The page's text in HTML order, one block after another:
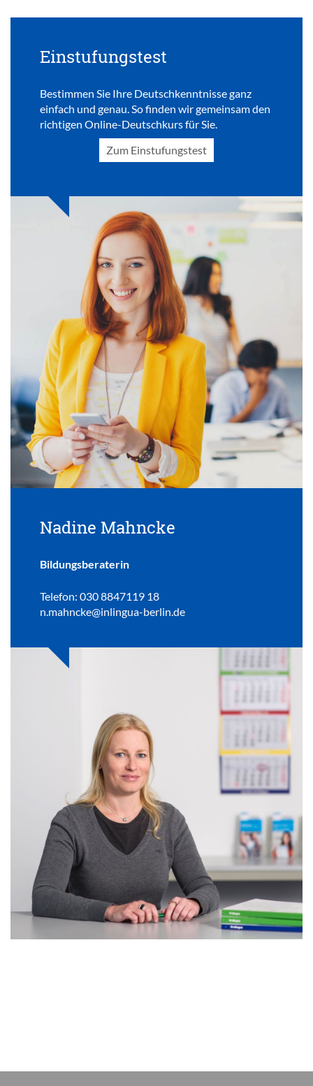
Einstufungstest
Bestimmen Sie Ihre Deutschkenntnisse ganz
einfach und genau. So finden wir gemeinsam den
richtigen Online-Deutschkurs für Sie.
Zum Einstufungstest
Nadine Mahncke
Bildungsberaterin
Telefon: 030 8847119 18
n.mahncke@inlingua-berlin.de